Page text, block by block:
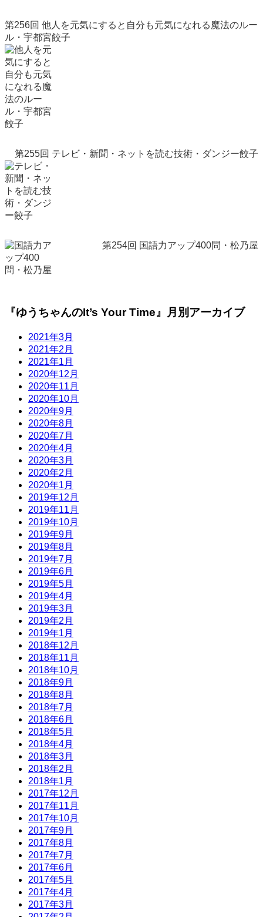
第256回 他人を元気にすると自分も元気になれる魔法のルー
ル・宇都宮餃子
第255回 テレビ・新聞・ネットを読む技術・ダンジー餃子
第254回 国語力アップ400問・松乃屋
『ゆうちゃんのIt’s Your Time』月別アーカイブ
2021年3月
2021年2月
2021年1月
2020年12月
2020年11月
2020年10月
2020年9月
2020年8月
2020年7月
2020年4月
2020年3月
2020年2月
2020年1月
2019年12月
2019年11月
2019年10月
2019年9月
2019年8月
2019年7月
2019年6月
2019年5月
2019年4月
2019年3月
2019年2月
2019年1月
2018年12月
2018年11月
2018年10月
2018年9月
2018年8月
2018年7月
2018年6月
2018年5月
2018年4月
2018年3月
2018年2月
2018年1月
2017年12月
2017年11月
2017年10月
2017年9月
2017年8月
2017年7月
2017年6月
2017年5月
2017年4月
2017年3月